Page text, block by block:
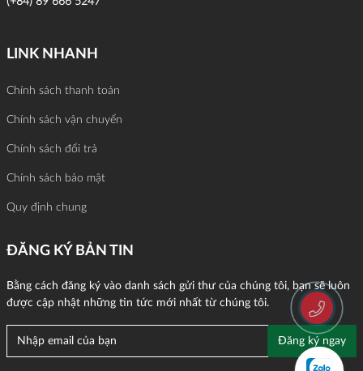
LINK NHANH
Chính sách thanh toán
Chính sách vận chuyển
Chính sách đổi trả
Chính sách bảo mật
Quy định chung
ĐĂNG KÝ BẢN TIN
Bằng cách đăng ký vào danh sách gửi thư của chúng tôi, bạn sẽ luôn
được cập nhật những tin tức mới nhất từ chúng tôi.